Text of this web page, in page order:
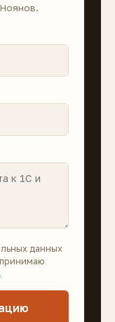
данных
.